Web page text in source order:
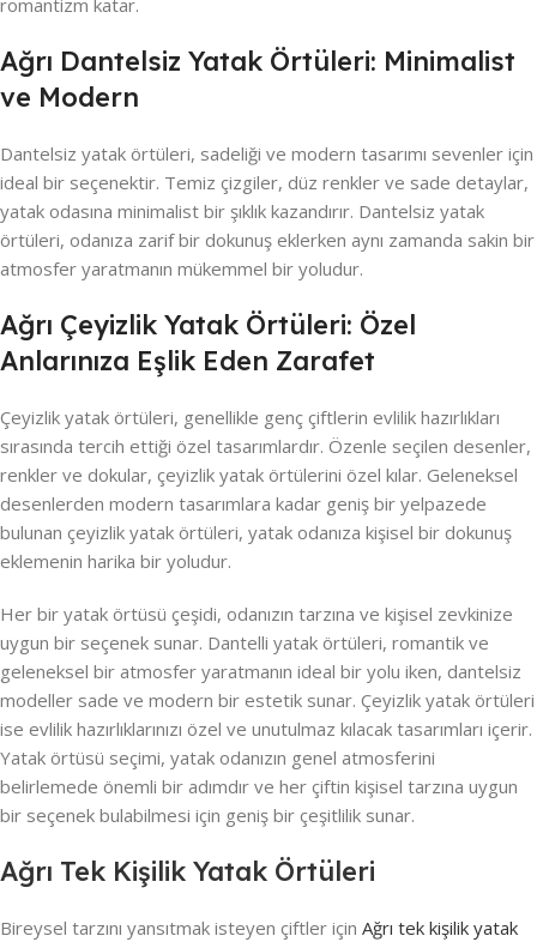
Ağrı Dantelsiz Yatak Örtüleri: Minimalist
ve Modern
Dantelsiz yatak örtüleri, sadeliği ve modern tasarımı sevenler için
ideal bir seçenektir. Temiz çizgiler, düz renkler ve sade detaylar,
yatak odasına minimalist bir şıklık kazandırır. Dantelsiz yatak
örtüleri, odanıza zarif bir dokunuş eklerken aynı zamanda sakin bir
atmosfer yaratmanın mükemmel bir yoludur.
Ağrı Çeyizlik Yatak Örtüleri: Özel
Anlarınıza Eşlik Eden Zarafet
Çeyizlik yatak örtüleri, genellikle genç çiftlerin evlilik hazırlıkları
sırasında tercih ettiği özel tasarımlardır. Özenle seçilen desenler,
renkler ve dokular, çeyizlik yatak örtülerini özel kılar. Geleneksel
desenlerden modern tasarımlara kadar geniş bir yelpazede
bulunan çeyizlik yatak örtüleri, yatak odanıza kişisel bir dokunuş
eklemenin harika bir yoludur.
Her bir yatak örtüsü çeşidi, odanızın tarzına ve kişisel zevkinize
uygun bir seçenek sunar. Dantelli yatak örtüleri, romantik ve
geleneksel bir atmosfer yaratmanın ideal bir yolu iken, dantelsiz
modeller sade ve modern bir estetik sunar. Çeyizlik yatak örtüleri
ise evlilik hazırlıklarınızı özel ve unutulmaz kılacak tasarımları içerir.
Yatak örtüsü seçimi, yatak odanızın genel atmosferini
belirlemede önemli bir adımdır ve her çiftin kişisel tarzına uygun
bir seçenek bulabilmesi için geniş bir çeşitlilik sunar.
Ağrı Tek Kişilik Yatak Örtüleri
Bireysel tarzını yansıtmak isteyen çiftler için Ağrı tek kişilik yatak